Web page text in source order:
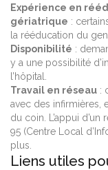
Expérience en
gériatrique :
la rééducation du
Disponibilité :
y a une possibilité
l’hôpital.
Travail en réseau :
avec des infirmières,
du coin. L’appui
95 (Centre Local
plus.
Liens utiles